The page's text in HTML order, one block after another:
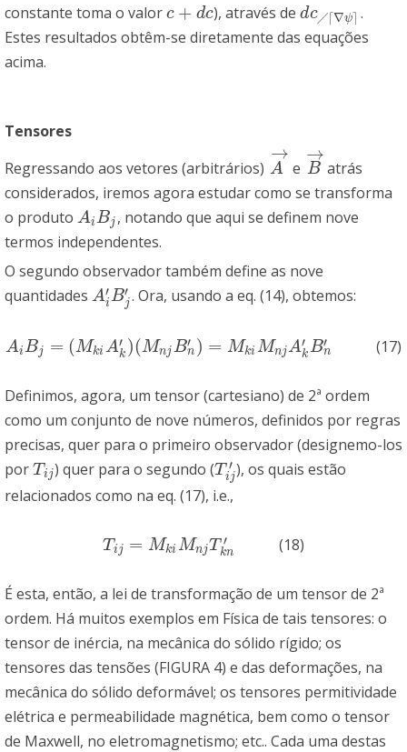
constante toma o valor c + dc
c+dc ), através dedc╱⌈∇ψ⌉
dc╱⌈∇ψ⌉ .
Estes resultados obtêm-se diretamente das equações
acima.
Tensores
Regressando aos vetores (arbitrários) A
→
A→ e B
→
B→atrás
considerados, iremos agora estudar como se transforma
o produto AiBj
AiBj
, notando que aqui se definem nove
termos independentes.
O segundo observador também define as nove
quantidades A′
iB′
j
Ai′Bj′ . Ora, usando a eq. (14), obtemos:
AiBj = (Mki A′
k )(Mnj B′
n ) = Mki MnjA′
kB′
n
AiBj=( Mk Ak′)(MnjBn′)=MkiMnjA k′Bn′ (17)
Definimos, agora, um tensor (cartesiano) de 2ª ordem
como um conjunto de nove números, definidos por regras
precisas, quer para o primeiro observador (designemo-los
por T ij
Tij ) quer para o segundo (T ′
ij
Tij′), os quais estão
relacionados como na eq. (17), i.e.,
T ij = Mki MnjT ′
kn
Tij= MkiMnjTkn′ (18)
É esta, então, a lei de transformação de um tensor de 2ª
ordem. Há muitos exemplos em Física de tais tensores: o
tensor de inércia, na mecânica do sólido rígido; os
tensores das tensões (FIGURA 4) e das deformações, na
mecânica do sólido deformável; os tensores permitividade
elétrica e permeabilidade magnética, bem como o tensor
de Maxwell, no eletromagnetismo; etc.. Cada uma destas